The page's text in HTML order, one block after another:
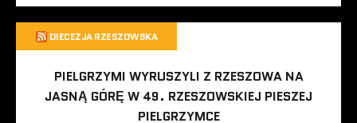
DIECEZJA RZESZOWSKA
PIELGRZYMI WYRUSZYLI Z RZESZOWA NA
JASNĄ GÓRĘ W 49. RZESZOWSKIEJ PIESZEJ
PIELGRZYMCE